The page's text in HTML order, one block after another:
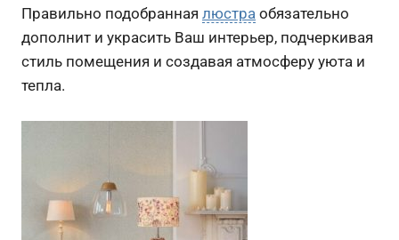
Правильно подобранная люстра обязательно
дополнит и украсить Ваш интерьер, подчеркивая
стиль помещения и создавая атмосферу уюта и
тепла.